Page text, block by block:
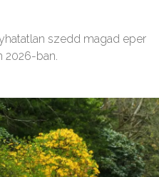
szedd magad eper
2026-ban.